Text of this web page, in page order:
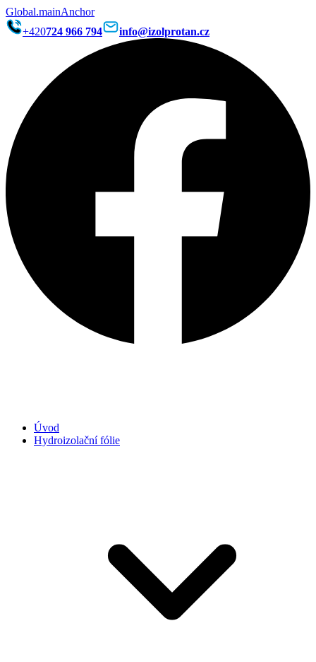
Global.mainAnchor
+420724 966 794 info@izolprotan.cz
Úvod
Hydroizolační fólie